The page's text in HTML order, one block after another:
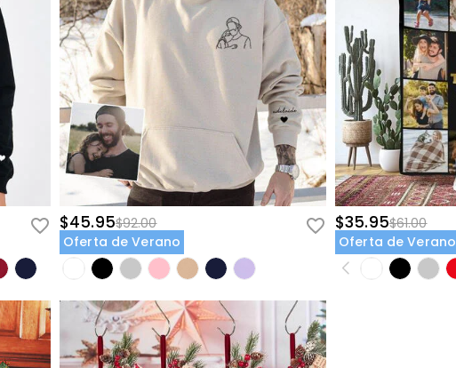
$45.95$92.00
Oferta de Verano
$35.95$61.00
Oferta de Verano